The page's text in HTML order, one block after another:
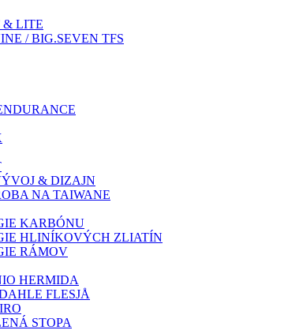
& LITE
/ BIG.SEVEN TFS
& DIZAJN
NA TAIWANE
KARBÓNU
HLINÍKOVÝCH ZLIATÍN
RÁMOV
HERMIDA
FLESJÅ
STOPA